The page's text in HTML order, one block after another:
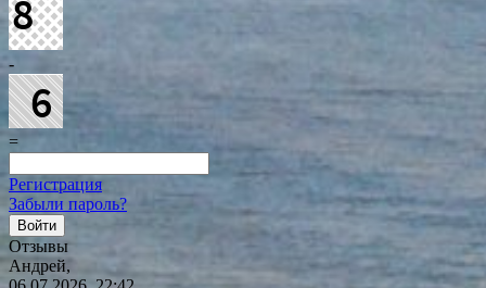
-
=
Регистрация
Забыли пароль?
Отзывы
Андрей,